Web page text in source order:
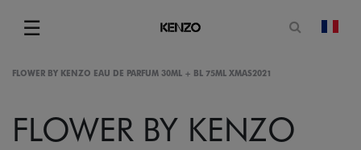
☰
Menu
Ouvrir
FLOWER BY KENZO EAU DE PARFUM 30ML + BL 75ML XMAS2021
FLOWER BY KENZO